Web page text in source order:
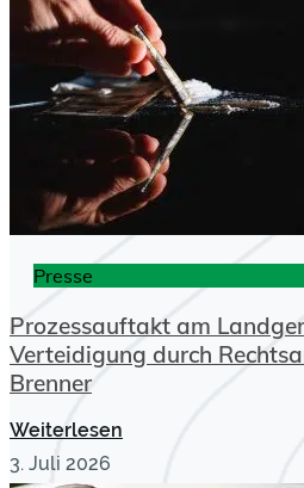
Presse
Prozessauftakt am
Verteidigung durch
Brenner
Weiterlesen
3. Juli 2026